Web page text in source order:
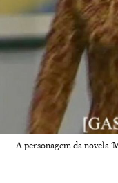
A personagem da novela